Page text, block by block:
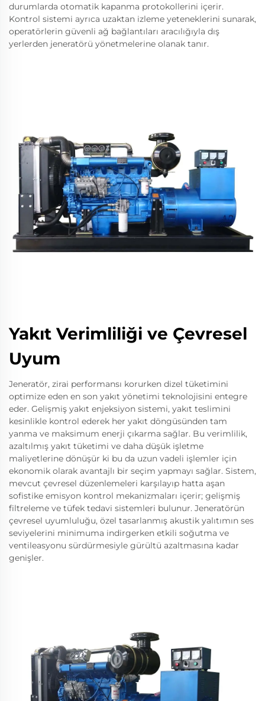
durumlarda otomatik kapanma protokollerini içerir.
Kontrol sistemi ayrıca uzaktan izleme yeteneklerini sunarak,
operatörlerin güvenli ağ bağlantıları aracılığıyla dış
yerlerden jeneratörü yönetmelerine olanak tanır.
Yakıt Verimliliği ve Çevresel
Uyum
Jeneratör, zirai performansı korurken dizel tüketimini
optimize eden en son yakıt yönetimi teknolojisini entegre
eder. Gelişmiş yakıt enjeksiyon sistemi, yakıt teslimini
kesinlikle kontrol ederek her yakıt döngüsünden tam
yanma ve maksimum enerji çıkarma sağlar. Bu verimlilik,
azaltılmış yakıt tüketimi ve daha düşük işletme
maliyetlerine dönüşür ki bu da uzun vadeli işlemler için
ekonomik olarak avantajlı bir seçim yapmayı sağlar. Sistem,
mevcut çevresel düzenlemeleri karşılayıp hatta aşan
sofistike emisyon kontrol mekanizmaları içerir; gelişmiş
filtreleme ve tüfek tedavi sistemleri bulunur. Jeneratörün
çevresel uyumluluğu, özel tasarlanmış akustik yalıtımın ses
seviyelerini minimuma indirgerken etkili soğutma ve
ventileasyonu sürdürmesiyle gürültü azaltmasına kadar
genişler.